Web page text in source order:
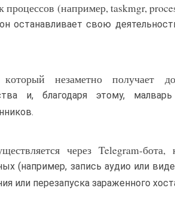
(например, taskmgr,
останавливает свою
незаметно получает
и, благодаря этому,
через Telegram-бота,
(например, запись аудио или
или перезапуска зараженного